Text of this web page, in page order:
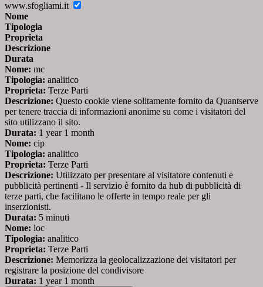
www.sfogliami.it
Nome
Tipologia
Proprieta
Descrizione
Durata
Nome: mc
Tipologia: analitico
Proprieta: Terze Parti
Descrizione: Questo cookie viene solitamente fornito da Quantserve
per tenere traccia di informazioni anonime su come i visitatori del
sito utilizzano il sito.
Durata: 1 year 1 month
Nome: cip
Tipologia: analitico
Proprieta: Terze Parti
Descrizione: Utilizzato per presentare al visitatore contenuti e
pubblicità pertinenti - Il servizio è fornito da hub di pubblicità di
terze parti, che facilitano le offerte in tempo reale per gli
inserzionisti.
Durata: 5 minuti
Nome: loc
Tipologia: analitico
Proprieta: Terze Parti
Descrizione: Memorizza la geolocalizzazione dei visitatori per
registrare la posizione del condivisore
Durata: 1 year 1 month